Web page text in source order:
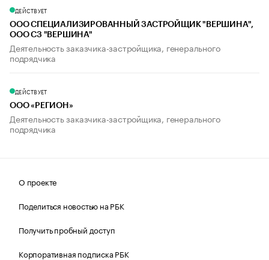
ДЕЙСТВУЕТ
ООО СПЕЦИАЛИЗИРОВАННЫЙ ЗАСТРОЙЩИК "ВЕРШИНА",
ООО СЗ "ВЕРШИНА"
Деятельность заказчика-застройщика, генерального
подрядчика
ДЕЙСТВУЕТ
ООО «РЕГИОН»
Деятельность заказчика-застройщика, генерального
подрядчика
О проекте
Поделиться новостью на РБК
Получить пробный доступ
Корпоративная подписка РБК